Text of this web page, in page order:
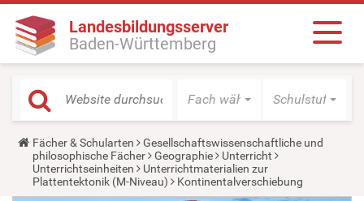
Landesbildungsserver
Baden-Württemberg
Fach wählen Schulstufe
Y
o
u
a
r
Fächer & Schularten
Gesellschaftswissenschaftliche und
philosophische Fächer
Geographie
Unterricht
Unterrichtseinheiten
Unterrichtmaterialien zur
Plattentektonik (M-Niveau)
Kontinentalverschiebung